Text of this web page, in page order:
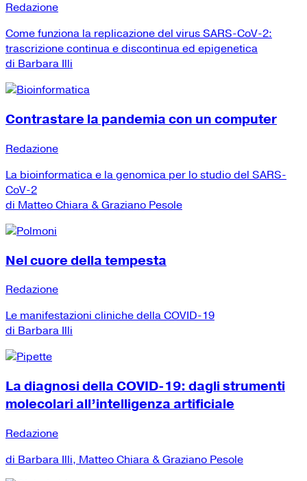
Redazione
Come funziona la replicazione del virus SARS-CoV-2:
trascrizione continua e discontinua ed epigenetica
di Barbara Illi
Contrastare la pandemia con un computer
Redazione
La bioinformatica e la genomica per lo studio del SARS-
CoV-2
di Matteo Chiara & Graziano Pesole
Nel cuore della tempesta
Redazione
Le manifestazioni cliniche della COVID-19
di Barbara Illi
La diagnosi della COVID-19: dagli strumenti
molecolari all’intelligenza artificiale
Redazione
di Barbara Illi, Matteo Chiara & Graziano Pesole